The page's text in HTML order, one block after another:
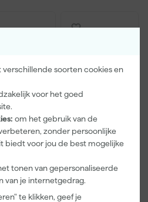
soorten cookies en
voor het goed
om het gebruik van de
zonder persoonlijke
biedt voor jou de best mogelijke
tonen van gepersonaliseerde
van je internetgedrag.
te klikken, geef je
& Ball
Go!Paint Roll
And Go
12cm Roller -
0,5L + 5
Inzetbakken
Morgen